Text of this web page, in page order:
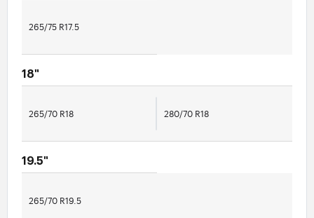
265/75 R17.5
18"
265/70 R18 280/70 R18
19.5"
265/70 R19.5